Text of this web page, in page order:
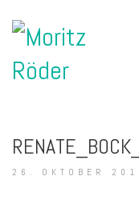
26. OKTOBER